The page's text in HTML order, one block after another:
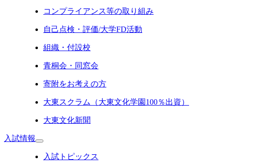
コンプライアンス等の取り組み
自己点検・評価/大学FD活動
組織・付設校
青桐会・同窓会
寄附をお考えの方
大東スクラム（大東文化学園100％出資）
大東文化新聞
入試情報
入試トピックス